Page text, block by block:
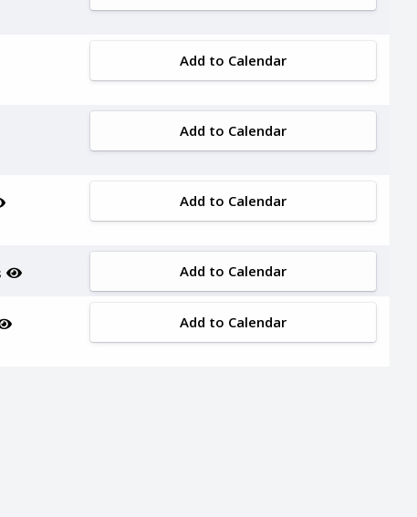
Add to Calendar
Add to Calendar
Add to Calendar
Add to Calendar
Add to Calendar